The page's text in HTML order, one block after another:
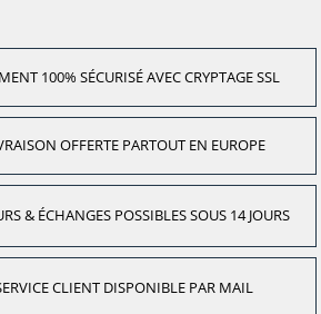
100% SÉCURISÉ AVEC CRYPTAGE SSL
OFFERTE PARTOUT EN EUROPE
& ÉCHANGES POSSIBLES SOUS 14 JOURS
CLIENT DISPONIBLE PAR MAIL